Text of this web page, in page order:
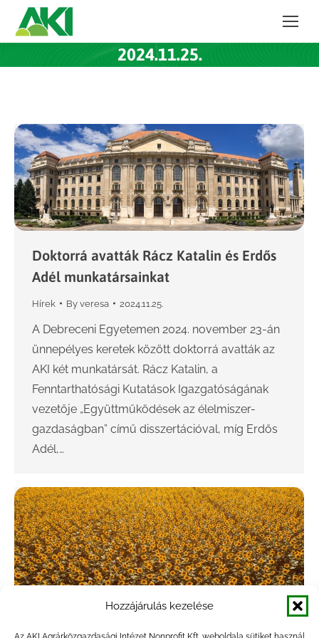
Hozzájárulás kezelése
2024.11.25.
Doktorrá avatták Rácz Katalin és Erdős
Adél munkatársainkat
Hírek By veresa 2024.11.25.
A Debreceni Egyetemen 2024. november 23-án
ünnepélyes keretek között doktorrá avatták az
AKI két munkatársát. Rácz Katalin, a
Fenntarthatósági Kutatások Igazgatóságának
vezetője „Együttműködések az élelmiszer-
gazdaságban” című disszertációval, míg Erdős
Adél,…